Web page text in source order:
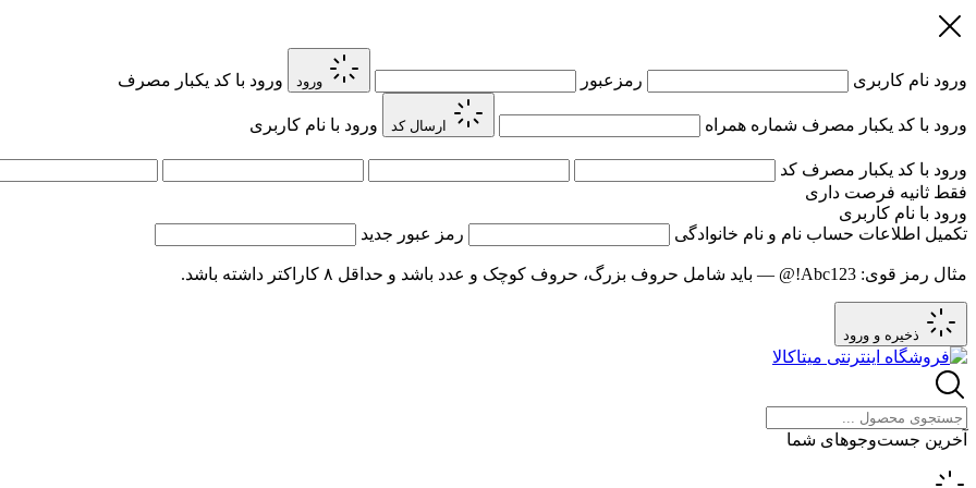
ورود نام کاربری رمزعبور ورود ورود با کد یکبار مصرف
ورود با کد یکبار مصرف شماره همراه ارسال کد ورود با نام کاربری
ورود با کد یکبار مصرف کد
فقط ثانیه فرصت داری
ورود با نام کاربری
تکمیل اطلاعات حساب نام و نام خانوادگی رمز عبور جدید
مثال رمز قوی: Abc123!@ — باید شامل حروف بزرگ، حروف کوچک و عدد باشد و حداقل ۸ کاراکتر داشته باشد.
ذخیره و ورود
آخرین جست‌وجوهای شما